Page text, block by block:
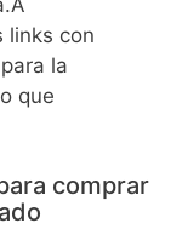
links con
la
que
comprar